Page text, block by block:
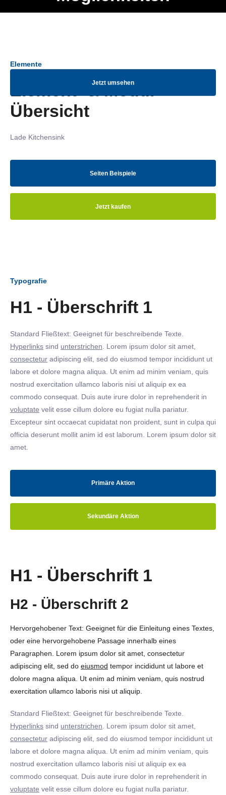
Jetzt umsehen
Elemente
Element- & Modul-
Übersicht
Lade Kitchensink
Seiten Beispiele
Jetzt kaufen
Typografie
H1 - Überschrift 1
Standard Fließtext: Geeignet für beschreibende Texte.
Hyperlinks sind unterstrichen . Lorem ipsum dolor sit amet,
consectetur adipiscing elit, sed do eiusmod tempor incididunt ut
labore et dolore magna aliqua. Ut enim ad minim veniam, quis
nostrud exercitation ullamco laboris nisi ut aliquip ex ea
commodo consequat. Duis aute irure dolor in reprehenderit in
voluptate velit esse cillum dolore eu fugiat nulla pariatur.
Excepteur sint occaecat cupidatat non proident, sunt in culpa qui
officia deserunt mollit anim id est laborum. Lorem ipsum dolor sit
amet.
Primäre Aktion
Sekundäre Aktion
H1 - Überschrift 1
H2 - Überschrift 2
Hervorgehobener Text: Geeignet für die Einleitung eines Textes,
oder eine hervorgehobene Passage innerhalb eines
Paragraphen. Lorem ipsum dolor sit amet, consectetur
adipiscing elit, sed do eiusmod tempor incididunt ut labore et
dolore magna aliqua. Ut enim ad minim veniam, quis nostrud
exercitation ullamco laboris nisi ut aliquip.
Standard Fließtext: Geeignet für beschreibende Texte.
Hyperlinks sind unterstrichen . Lorem ipsum dolor sit amet,
consectetur adipiscing elit, sed do eiusmod tempor incididunt ut
labore et dolore magna aliqua. Ut enim ad minim veniam, quis
nostrud exercitation ullamco laboris nisi ut aliquip ex ea
commodo consequat. Duis aute irure dolor in reprehenderit in
voluptate velit esse cillum dolore eu fugiat nulla pariatur.